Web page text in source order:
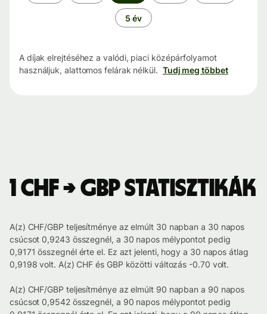
5 év
A díjak elrejtéséhez a valódi, piaci középárfolyamot
használjuk, alattomos felárak nélkül. Tudj meg többet
1 CHF → GBP statisztikák
A(z) CHF/GBP teljesítménye az elmúlt 30 napban a 30 napos
csúcsot 0,9243 összegnél, a 30 napos mélypontot pedig
0,9171 összegnél érte el. Ez azt jelenti, hogy a 30 napos átlag
0,9198 volt. A(z) CHF és GBP közötti változás -0.70 volt.
A(z) CHF/GBP teljesítménye az elmúlt 90 napban a 90 napos
csúcsot 0,9542 összegnél, a 90 napos mélypontot pedig